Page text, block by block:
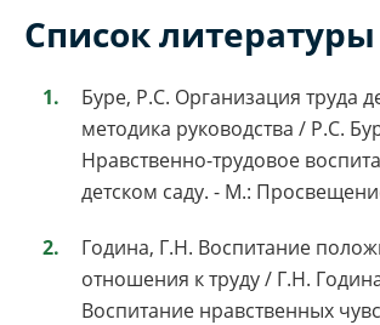
Список литературы
Буре, Р.С. Организация труда
методика руководства / Р.С.
Нравственно-трудовое
детском саду. - М.:
Година, Г.Н. Воспитание
отношения к труду / Г.Н.
Воспитание нравственных